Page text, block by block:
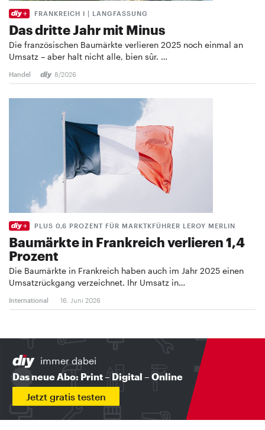
FRANKREICH I | LANGFASSUNG
Das dritte Jahr mit Minus
Die französischen Baumärkte verlieren 2025 noch einmal an
Umsatz – aber halt nicht alle, bien sûr. …
Handel 8/2026
PLUS 0,6 PROZENT FÜR MARKTKFÜHRER LEROY MERLIN
Baumärkte in Frankreich verlieren 1,4
Prozent
Die Baumärkte in Frankreich haben auch im Jahr 2025 einen
Umsatzrückgang verzeichnet. Ihr Umsatz in…
International 16. Juni 2026
immer dabei
Das neue Abo: Print – Digital – Online
Jetzt gratis testen